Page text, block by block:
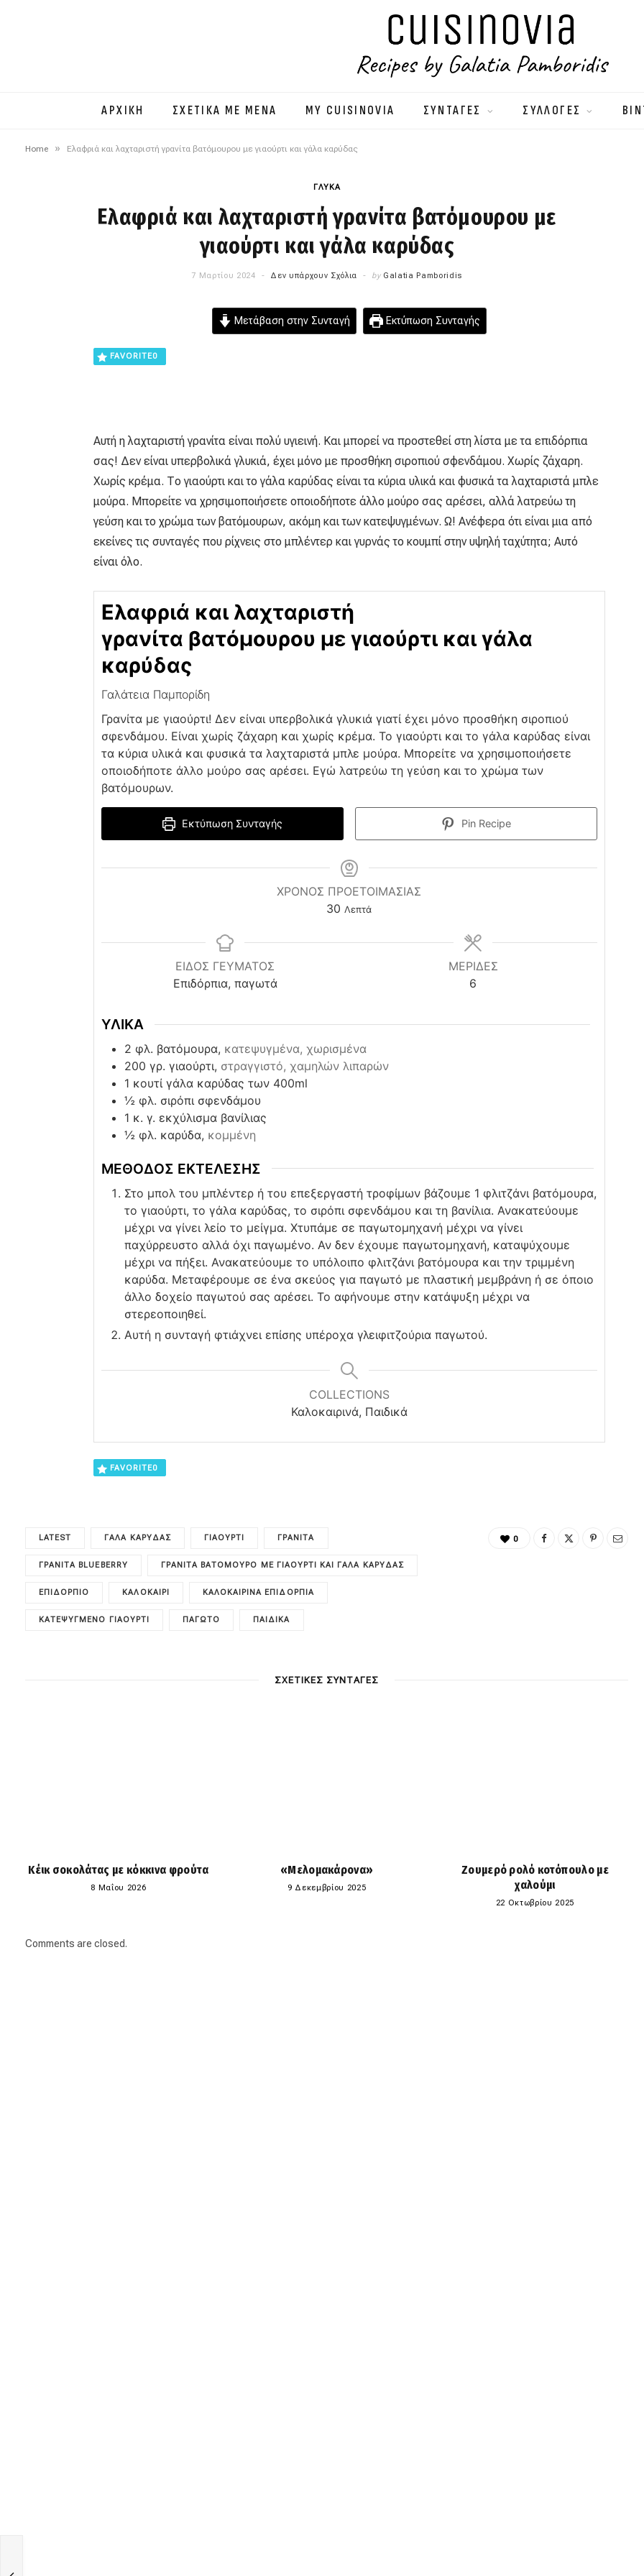
ΑΡΧΙΚΗ ΣΧΕΤΙΚΑ ΜΕ ΜΕΝΑ MY CUISINOVIA ΣΥΝΤΑΓΕΣ ΣΥΛΛΟΓΕΣ
Home » Ελαφριά και λαχταριστή γρανίτα βατόμουρου με γιαούρτι και γάλα καρύδας
ΓΛΥΚΑ
Ελαφριά και λαχταριστή γρανίτα βατόμουρου με
γιαούρτι και γάλα καρύδας
7 Μαρτίου 2024 Δεν υπάρχουν Σχόλια by Galatia Pamboridis
Μετάβαση στην Συνταγή Εκτύπωση Συνταγής
FAVORITE0
Αυτή η λαχταριστή γρανίτα είναι πολύ υγιεινή. Και μπορεί να προστεθεί στη λίστα με τα επιδόρπια
σας! Δεν είναι υπερβολικά γλυκιά, έχει μόνο με προσθήκη σιροπιού σφενδάμου. Χωρίς ζάχαρη.
Χωρίς κρέμα. Το γιαούρτι και το γάλα καρύδας είναι τα κύρια υλικά και φυσικά τα λαχταριστά μπλε
μούρα. Μπορείτε να χρησιμοποιήσετε οποιοδήποτε άλλο μούρο σας αρέσει, αλλά λατρεύω τη
γεύση και το χρώμα των βατόμουρων, ακόμη και των κατεψυγμένων. Ω! Ανέφερα ότι είναι μια από
εκείνες τις συνταγές που ρίχνεις στο μπλέντερ και γυρνάς το κουμπί στην υψηλή ταχύτητα; Αυτό
είναι όλο.
Ελαφριά και λαχταριστή
γρανίτα βατόμουρου με γιαούρτι και γάλα
καρύδας
Γαλάτεια Παμπορίδη
Γρανίτα με γιαούρτι! Δεν είναι υπερβολικά γλυκιά γιατί έχει μόνο προσθήκη σιροπιού
σφενδάμου. Είναι χωρίς ζάχαρη και χωρίς κρέμα. Το γιαούρτι και το γάλα καρύδας είναι
τα κύρια υλικά και φυσικά τα λαχταριστά μπλε μούρα. Μπορείτε να χρησιμοποιήσετε
οποιοδήποτε άλλο μούρο σας αρέσει. Εγώ λατρεύω τη γεύση και το χρώμα των
βατόμουρων.
Εκτύπωση Συνταγής Pin Recipe
ΧΡΌΝΟΣ ΠΡΟΕΤΟΙΜΑΣΊΑΣ
30 minutes
Λεπτά
ΕΙΔΟΣ ΓΕΥΜΑΤΟΣ
Επιδόρπια, παγωτά
ΜΕΡΙΔΕΣ
6
ΥΛΙΚΑ
2 φλ. βατόμουρα, κατεψυγμένα, χωρισμένα
200 γρ. γιαούρτι, στραγγιστό, χαμηλών λιπαρών
1 κουτί γάλα καρύδας των 400ml
½ φλ. σιρόπι σφενδάμου
1 κ. γ. εκχύλισμα βανίλιας
½ φλ. καρύδα, κομμένη
ΜΕΘΟΔΟΣ ΕΚΤΕΛΕΣΗΣ
Στο μπολ του μπλέντερ ή του επεξεργαστή τροφίμων βάζουμε 1 φλιτζάνι βατόμουρα,
το γιαούρτι, το γάλα καρύδας, το σιρόπι σφενδάμου και τη βανίλια. Ανακατεύουμε
μέχρι να γίνει λείο το μείγμα. Χτυπάμε σε παγωτομηχανή μέχρι να γίνει
παχύρρευστο αλλά όχι παγωμένο. Αν δεν έχουμε παγωτομηχανή, καταψύχουμε
μέχρι να πήξει. Ανακατεύουμε το υπόλοιπο φλιτζάνι βατόμουρα και την τριμμένη
καρύδα. Μεταφέρουμε σε ένα σκεύος για παγωτό με πλαστική μεμβράνη ή σε όποιο
άλλο δοχείο παγωτού σας αρέσει. Το αφήνουμε στην κατάψυξη μέχρι να
στερεοποιηθεί.
Αυτή η συνταγή φτιάχνει επίσης υπέροχα γλειφιτζούρια παγωτού.
COLLECTIONS
Καλοκαιρινά, Παιδικά
FAVORITE0
LATEST ΓΆΛΑ ΚΑΡΎΔΑΣ ΓΙΑΟΎΡΤΙ ΓΡΑΝΊΤΑ
ΓΡΑΝΊΤΑ BLUEBERRY ΓΡΑΝΊΤΑ ΒΑΤΌΜΟΥΡΟ ΜΕ ΓΙΑΟΎΡΤΙ ΚΑΙ ΓΆΛΑ ΚΑΡΎΔΑΣ
ΕΠΙΔΌΡΠΙΟ ΚΑΛΟΚΑΊΡΙ ΚΑΛΟΚΑΙΡΙΝΆ ΕΠΙΔΌΡΠΙΑ
ΚΑΤΕΨΥΓΜΈΝΟ ΓΙΑΟΎΡΤΙ ΠΑΓΩΤΌ ΠΑΙΔΙΚΑ
0
ΣΧΕΤΙΚΕΣ ΣΥΝΤΑΓΕΣ
Κέικ σοκολάτας με κόκκινα φρούτα
8 Μαΐου 2026
«Μελομακάρονα»
9 Δεκεμβρίου 2025
Ζουμερό ρολό κοτόπουλο με
χαλούμι
22 Οκτωβρίου 2025
Comments are closed.